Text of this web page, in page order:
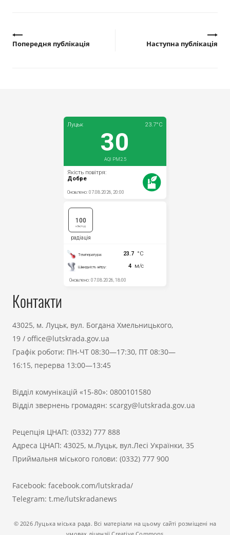
Попередня публікація Наступна публікація
Контакти
43025, м. Луцьк, вул. Богдана Хмельницького,
19 / office@lutskrada.gov.ua
Графік роботи: ПН-ЧТ 08:30—17:30, ПТ 08:30—
16:15, перерва 13:00—13:45
Відділ комунікацій «15-80»: 0800101580
Відділ звернень громадян: scargy@lutskrada.gov.ua
Рецепція ЦНАП: (0332) 777 888
Адреса ЦНАП: 43025, м.Луцьк, вул.Лесі Українки, 35
Приймальня міського голови: (0332) 777 900
Facebook: facebook.com/lutskrada/
Telegram: t.me/lutskradanews
© 2026 Луцька міська рада. Всі матеріали на цьому сайті розміщені на